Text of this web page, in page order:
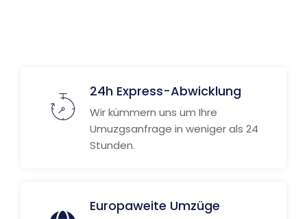
24h Express-Abwicklung
Wir kümmern uns um Ihre
Umuzgsanfrage in weniger als 24
Stunden.
Europaweite Umzüge